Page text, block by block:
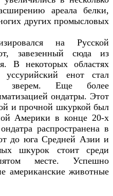
ареала белки,
других промысловых
на Русской
завезенный сюда из
В некоторых областях
енот стал
зверем. Еще более
ондатры. Этот
и прочной шкуркой был
Америки в конце 20-х
распространена в
до юга Средней Азии и
шкурок стоит среди
месте. Успешно
американские животные